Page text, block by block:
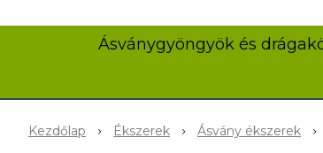
Ásványgyöngyök és
Kezdőlap Ékszerek Ásvány ékszerek